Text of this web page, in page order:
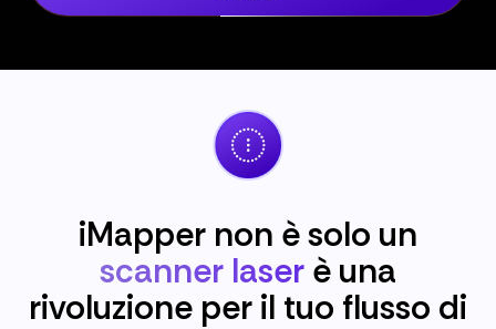
iMapper non è solo un
scanner laser è una
rivoluzione per il tuo flusso di